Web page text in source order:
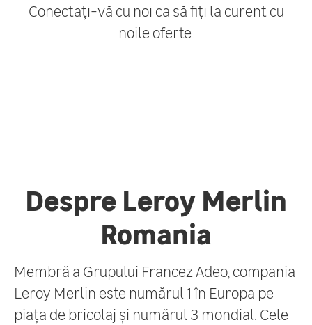
Conectați-vă cu noi ca să fiți la curent cu
noile oferte.
Despre Leroy Merlin
Romania
Membră a Grupului Francez Adeo, compania
Leroy Merlin este numărul 1 în Europa pe
piața de bricolaj și numărul 3 mondial. Cele